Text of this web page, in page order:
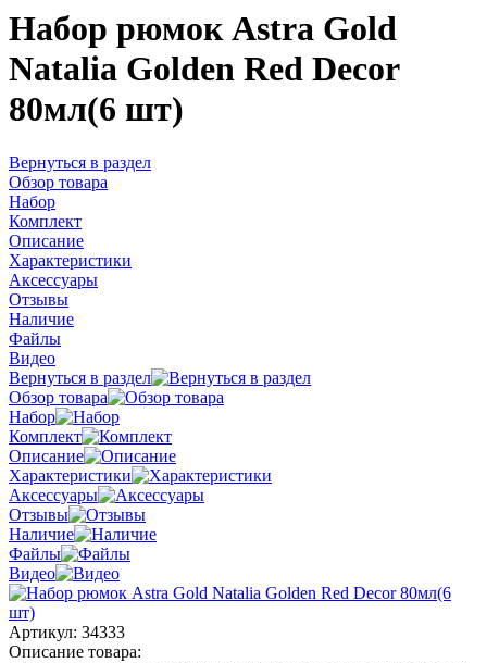
Набор рюмок Astra Gold
Natalia Golden Red Decor
80мл(6 шт)
Вернуться в раздел
Обзор товара
Набор
Комплект
Описание
Характеристики
Аксессуары
Отзывы
Наличие
Файлы
Видео
Вернуться в раздел
Обзор товара
Набор
Комплект
Описание
Характеристики
Аксессуары
Отзывы
Наличие
Файлы
Видео
Артикул: 34333
Описание товара: